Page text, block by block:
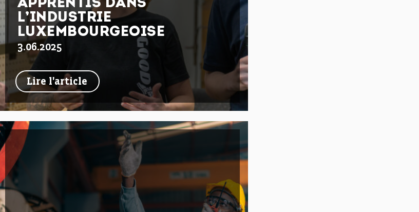
APPRENTIS DANS
L’INDUSTRIE
LUXEMBOURGEOISE
Lire l'article
3.06.2025